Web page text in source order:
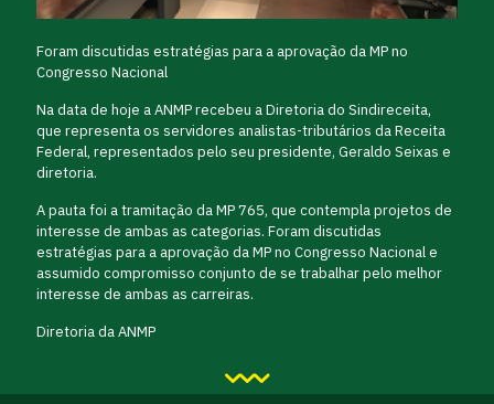
Foram discutidas estratégias para a aprovação da MP no
Congresso Nacional
Na data de hoje a ANMP recebeu a Diretoria do Sindireceita,
que representa os servidores analistas-tributários da Receita
Federal, representados pelo seu presidente, Geraldo Seixas e
diretoria.
A pauta foi a tramitação da MP 765, que contempla projetos de
interesse de ambas as categorias. Foram discutidas
estratégias para a aprovação da MP no Congresso Nacional e
assumido compromisso conjunto de se trabalhar pelo melhor
interesse de ambas as carreiras.
Diretoria da ANMP